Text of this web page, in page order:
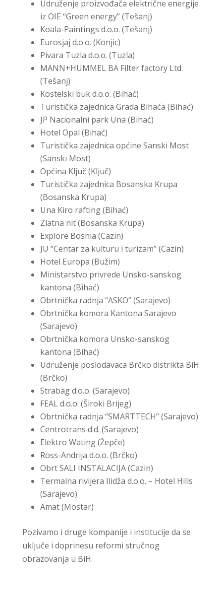
Udruženje proizvođača električne energije
iz OIE “Green energy” (Tešanj)
Koala-Paintings d.o.o. (Tešanj)
Eurosjaj d.o.o. (Konjic)
Pivara Tuzla d.o.o. (Tuzla)
MANN+HUMMEL BA Filter factory Ltd.
(Tešanj)
Kostelski buk d.o.o. (Bihać)
Turistička zajednica Grada Bihaća (Bihać)
JP Nacionalni park Una (Bihać)
Hotel Opal (Bihać)
Turistička zajednica općine Sanski Most
(Sanski Most)
Općina Ključ (Ključ)
Turistička zajednica Bosanska Krupa
(Bosanska Krupa)
Una Kiro rafting (Bihać)
Zlatna nit (Bosanska Krupa)
Explore Bosnia (Cazin)
JU “Centar za kulturu i turizam” (Cazin)
Hotel Europa (Bužim)
Ministarstvo privrede Unsko-sanskog
kantona (Bihać)
Obrtnička radnja “ASKO” (Sarajevo)
Obrtnička komora Kantona Sarajevo
(Sarajevo)
Obrtnička komora Unsko-sanskog
kantona (Bihać)
Udruženje poslodavaca Brčko distrikta BiH
(Brčko)
Strabag d.o.o. (Sarajevo)
FEAL d.o.o. (Široki Brijeg)
Obrtnička radnja “SMARTTECH” (Sarajevo)
Centrotrans d.d. (Sarajevo)
Elektro Wating (Žepče)
Ross-Andrija d.o.o. (Brčko)
Obrt SALI INSTALACIJA (Cazin)
Termalna rivijera Ilidža d.o.o. – Hotel Hills
(Sarajevo)
Amat (Mostar)
Pozivamo i druge kompanije i institucije da se
uključe i doprinesu reformi stručnog
obrazovanja u BiH.